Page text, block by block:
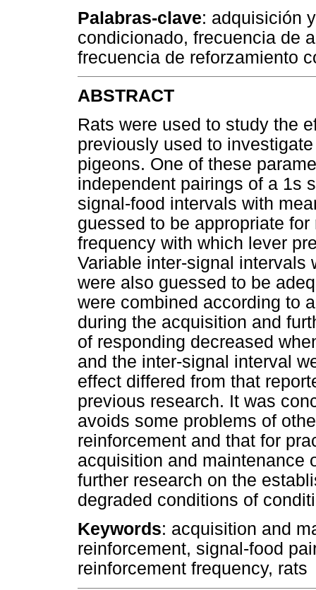
Palabras-clave: adquisición
condicionado, frecuencia de
frecuencia de reforzamiento
ABSTRACT
Rats were used to study the
previously used to
pigeons. One of these
independent pairings of a 1s
signal-food intervals with
guessed to be appropriate
frequency with which lever
Variable inter-signal intervals
were also guessed to be
were combined according to
during the acquisition and
of responding decreased
and the inter-signal interval
effect differed from that
previous research. It was
avoids some problems of
reinforcement and that for
acquisition and maintenance
further research on the
degraded conditions of
Keywords: acquisition and
reinforcement, signal-food
reinforcement frequency, rats